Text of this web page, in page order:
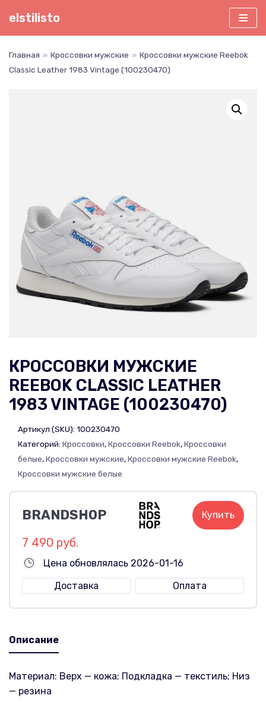
Перейти
elstilisto
Главная » Кроссовки мужские » Кроссовки мужские Reebok
Classic Leather 1983 Vintage (100230470)
КРОССОВКИ МУЖСКИЕ
REEBOK CLASSIC LEATHER
1983 VINTAGE (100230470)
Артикул (SKU): 100230470
Категорий: Кроссовки,Кроссовки Reebok,Кроссовки
белые,Кроссовки мужские,Кроссовки мужские Reebok,
Кроссовки мужские белые
BRANDSHOP Купить
7 490 руб.
Цена обновлялась 2026-01-16
Доставка
Оплата
Описание
Материал: Верх — кожа; Подкладка — текстиль; Низ
— резина